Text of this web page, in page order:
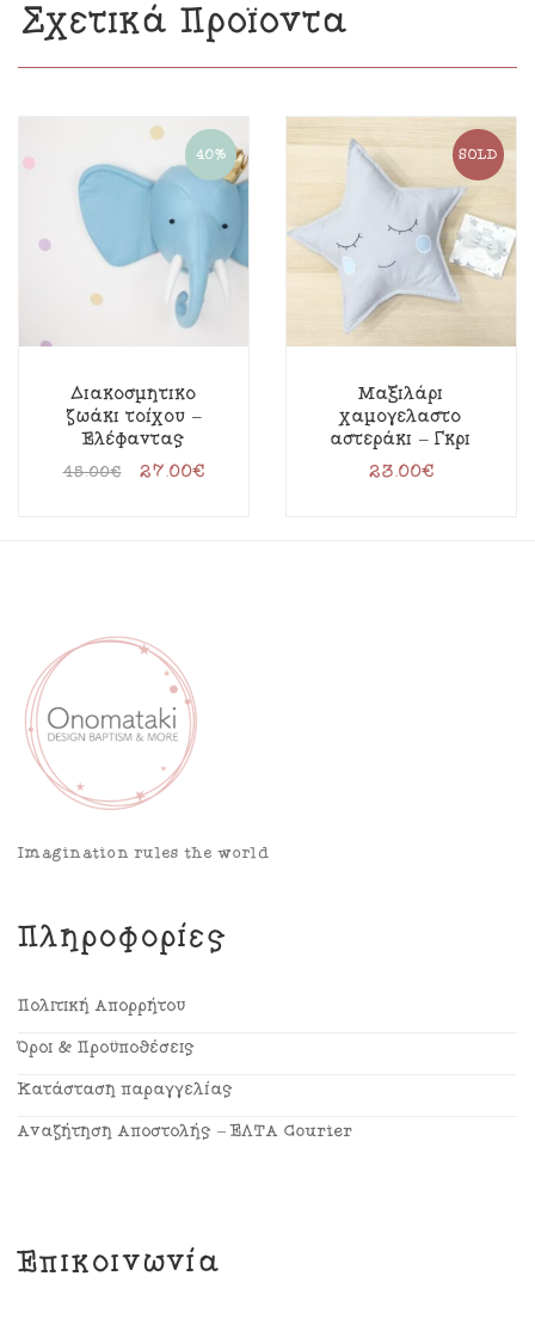
Σχετικά Προϊόντα
40%
Διακοσμητικό
ζωάκι τοίχου –
Ελέφαντας
45.00€ 27.00€
SOLD
Μαξιλάρι
χαμογελαστό
αστεράκι – Γκρι
23.00€
Imagination rules the world
Πληροφορίες
Πολιτική Απορρήτου
Όροι & Προϋποθέσεις
Κατάσταση παραγγελίας
Αναζήτηση Αποστολής – ΕΛΤΑ Courier
Επικοινωνία